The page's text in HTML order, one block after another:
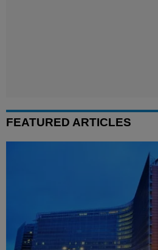
FEATURED ARTICLES